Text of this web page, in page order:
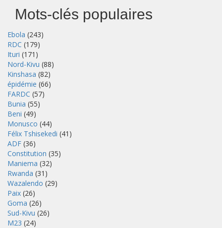
Mots-clés populaires
Ebola (243)
RDC (179)
Ituri (171)
Nord-Kivu (88)
Kinshasa (82)
épidémie (66)
FARDC (57)
Bunia (55)
Beni (49)
Monusco (44)
Félix Tshisekedi (41)
ADF (36)
Constitution (35)
Maniema (32)
Rwanda (31)
Wazalendo (29)
Paix (26)
Goma (26)
Sud-Kivu (26)
M23 (24)